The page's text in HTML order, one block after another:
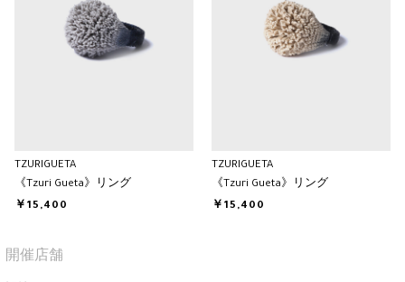
TZURIGUETA
《Tzuri Gueta》リング
￥15,400
TZURIGUETA
《Tzuri Gueta》リング
￥15,400
開催店舗